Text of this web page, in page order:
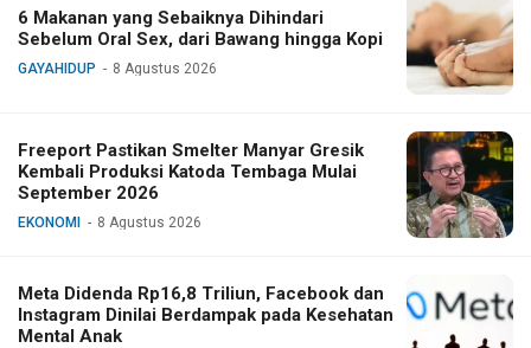
6 Makanan yang Sebaiknya Dihindari
Sebelum Oral Sex, dari Bawang hingga Kopi
GAYAHIDUP 8 Agustus 2026
Freeport Pastikan Smelter Manyar Gresik
Kembali Produksi Katoda Tembaga Mulai
September 2026
EKONOMI 8 Agustus 2026
Meta Didenda Rp16,8 Triliun, Facebook dan
Instagram Dinilai Berdampak pada Kesehatan
Mental Anak